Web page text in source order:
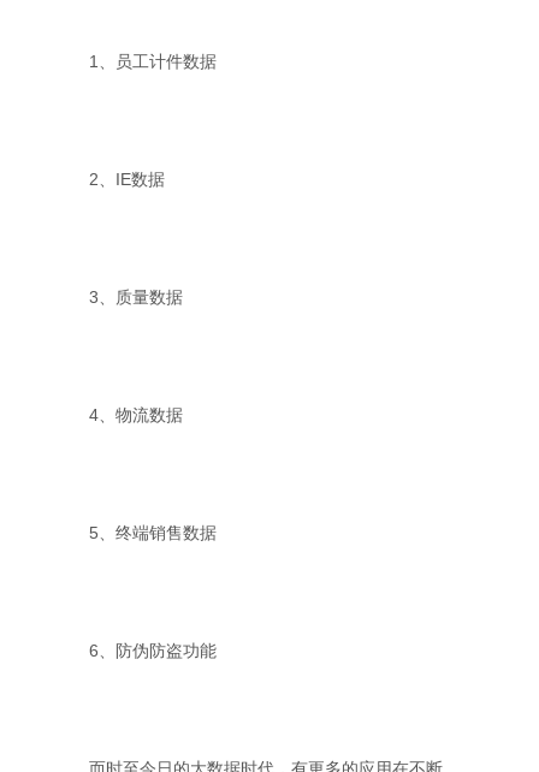
1、员工计件数据
2、IE数据
3、质量数据
4、物流数据
5、终端销售数据
6、防伪防盗功能